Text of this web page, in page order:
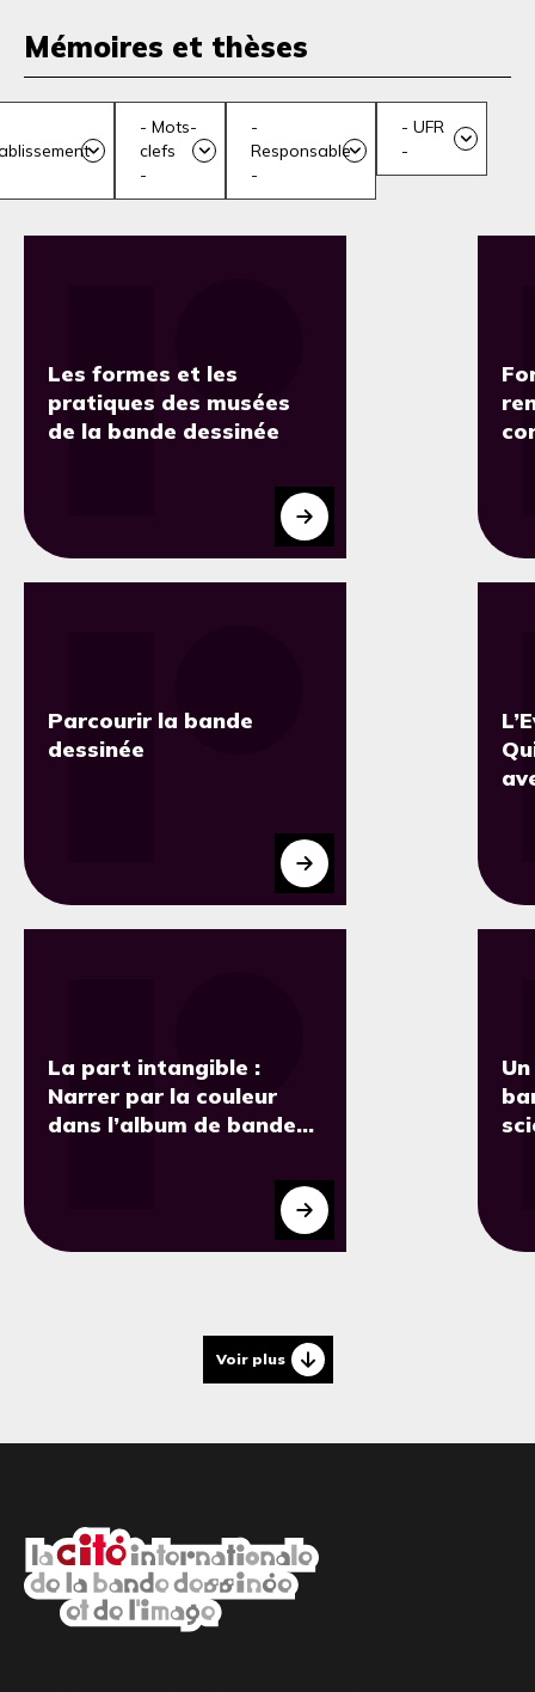
Mémoires et thèses
- Mots-
clefs
-
-
Responsable
-
- UFR
-
Les formes et les
pratiques des musées
de la bande dessinée
Parcourir la bande
dessinée
La part intangible :
Narrer par la couleur
dans l’album de bande
contemporaine par le
Voir plus